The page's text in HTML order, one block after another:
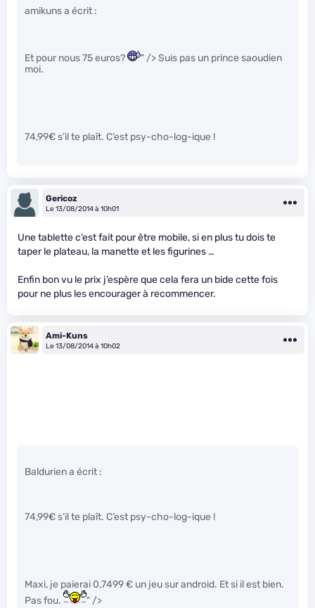
amikuns a écrit :
Et pour nous 75 euros?
" /> Suis pas un prince saoudien
moi.
74,99€ s’il te plaît. C’est psy-cho-log-ique !
Gericoz
Le 13/08/2014 à 10h01
Une tablette c’est fait pour être mobile, si en plus tu dois te
taper le plateau, la manette et les figurines …
Enfin bon vu le prix j’espère que cela fera un bide cette fois
pour ne plus les encourager à recommencer.
Ami-Kuns
Le 13/08/2014 à 10h02
Baldurien a écrit :
74,99€ s’il te plaît. C’est psy-cho-log-ique !
Maxi, je paierai 0,7499 € un jeu sur android. Et si il est bien.
Pas fou.
" />